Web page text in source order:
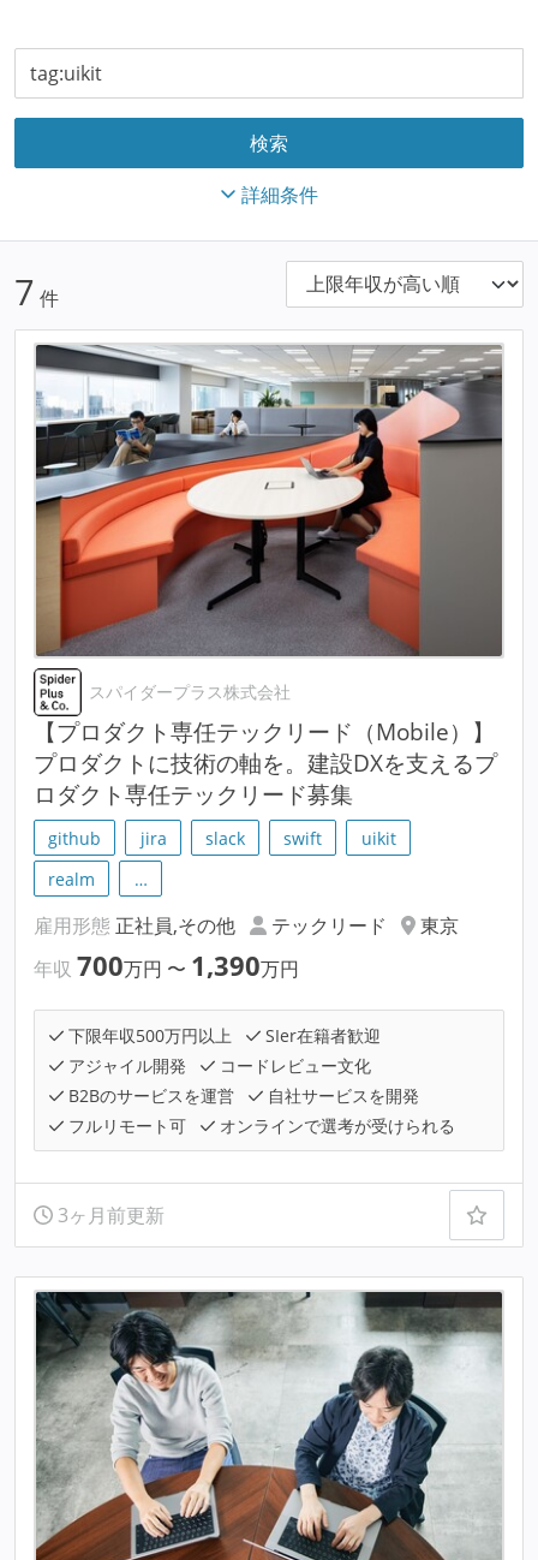
詳細条件
7 件
スパイダープラス株式会社
【プロダクト専任テックリード（Mobile）】
プロダクトに技術の軸を。建設DXを支えるプ
ロダクト専任テックリード募集
github jira slack swift
uikit
realm
…
雇用形態 正社員,その他 テックリード
東京
年収 700万円 〜 1,390万円
下限年収500万円以上
SIer在籍者歓迎
アジャイル開発
コードレビュー文化
B2Bのサービスを運営
自社サービスを開発
フルリモート可
オンラインで選考が受けられる
3ヶ月前更新